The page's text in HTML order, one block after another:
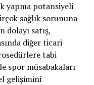
yapma potansiyeli
sağlık sorununa
dolayı satış,
diğer ticari
tabi
spor müsabakaları
gelişimini